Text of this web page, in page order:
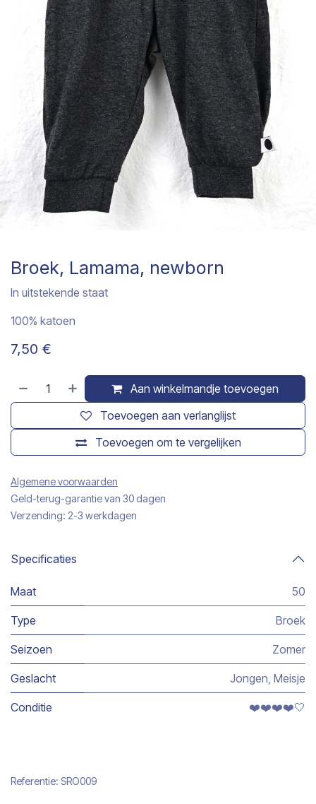
Broek, Lamama, newborn
In uitstekende staat
100% katoen
7,50 €
Aan winkelmandje toevoegen
Toevoegen om te vergelijken
Toevoegen aan verlanglijst
Algemene voorwaarden
Geld-terug-garantie van 30 dagen
Verzending: 2-3 werkdagen
Specificaties
Maat 50
Type Broek
Seizoen Zomer
Geslacht Jongen, Meisje
Conditie ❤️❤️❤️❤️🤍
Referentie: SRO009